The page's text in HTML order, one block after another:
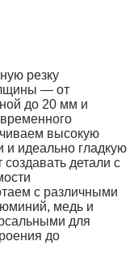
резку
— от
до 20 мм и
высокую
и идеально гладкую
детали с
с различными
медь и
для
до